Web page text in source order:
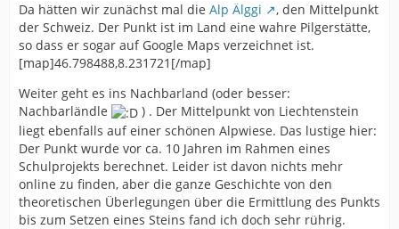
Da hätten wir zunächst mal die Alp Älggi
, den Mittelpunkt
der Schweiz. Der Punkt ist im Land eine wahre Pilgerstätte,
so dass er sogar auf Google Maps verzeichnet ist.
[map]46.798488,8.231721[/map]
Weiter geht es ins Nachbarland (oder besser:
Nachbarländle
) . Der Mittelpunkt von Liechtenstein
liegt ebenfalls auf einer schönen Alpwiese. Das lustige hier:
Der Punkt wurde vor ca. 10 Jahren im Rahmen eines
Schulprojekts berechnet. Leider ist davon nichts mehr
online zu finden, aber die ganze Geschichte von den
theoretischen Überlegungen über die Ermittlung des Punkts
bis zum Setzen eines Steins fand ich doch sehr rührig.